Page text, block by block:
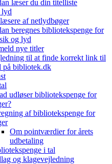
læser du din titelliste
lyd
af netlydbøger
beregnes bibliotekspenge for
og lyd
nye titler
til at finde korrekt link til
på bibliotek.dk
udløser bibliotekspenge for
af bibliotekspenge for
Om pointværdier for årets
udbetaling
i tal
og klagevejledning